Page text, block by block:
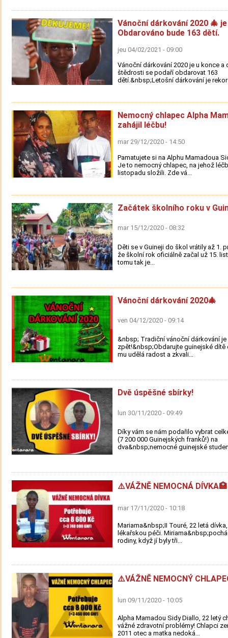
Vánoční dárkování 2020 🎄
Obdarováno bude 163 dětí.
jeu 04/02/2021 - 09:00
Vánoční dárkování 2020 je u konce a
štědrosti se podaří obdarovat 163
dětí.&nbsp;Letošní dárkování je
Nemocný chlapec Alpha
zahájil léčbu!
mar 29/12/2020 - 14:50
Pamatujete si na Alphu Mamadoua
Je to nemocný chlapec, na jehož
listopadu složili. Zde vá...
Začátek školního roku v
mar 15/12/2020 - 08:32
Děti se v Guineji do škol vrátily až 1.
že školní rok oficiálně začal už 15.
tomu tak je...
Vánoční dárkování 2020🎄
ven 04/12/2020 - 09:14
&nbsp; Tradiční vánoční dárkování
zpět!&nbsp;Obdarujte guinejské dítě
mu udělá radost a zkvali...
Dvě úspěšné sbírky!
lun 30/11/2020 - 09:49
Díky vám se nám podařilo vybrat
(7 200 000 Guinejských franků!) na
dva&nbsp;nemocné guinejské
⚠️VÁŽNĚ NEMOCNÁ DÍVKA🏥
mar 17/11/2020 - 10:18
Mariama&nbsp;II Touré, 22 letá
lékařskou péči.
rodiny, když jí byly tři...
⚠️VÁŽNĚ NEMOCNÝ
lun 09/11/2020 - 10:05
Alpha Mamadou Sidy Diallo, 22 letý
vážné zdravotní problémy! Chlapci
2011 otec a matka nedoká...